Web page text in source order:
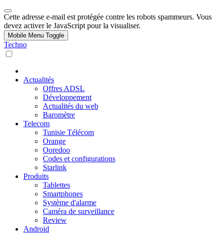
Cette adresse e-mail est protégée contre les robots spammeurs. Vous
devez activer le JavaScript pour la visualiser.
Mobile Menu Toggle
Techno
Actualités
Offres ADSL
Développement
Actualités du web
Baromètre
Telecom
Tunisie Télécom
Orange
Ooredoo
Codes et configurations
Starlink
Produits
Tablettes
Smartphones
Système d'alarme
Caméra de surveillance
Review
Android